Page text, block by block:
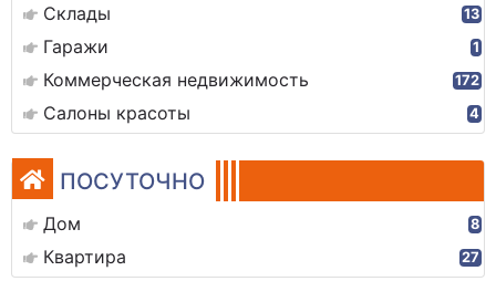
Склады 13
Гаражи 1
Коммерческая недвижимость 172
Салоны красоты 4
ПОСУТОЧНО
Дом 8
Квартира 27